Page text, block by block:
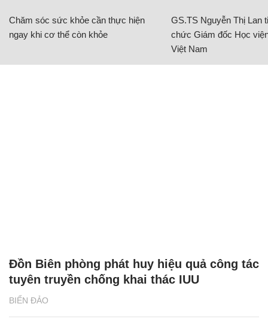
Chăm sóc sức khỏe cần thực hiện
ngay khi cơ thể còn khỏe
GS.TS Nguyễn Thị Lan
chức Giám đốc Học
Việt Nam
BIỂN ĐẢO
Đồn Biên phòng phát huy hiệu quả công tác
tuyên truyền chống khai thác IUU